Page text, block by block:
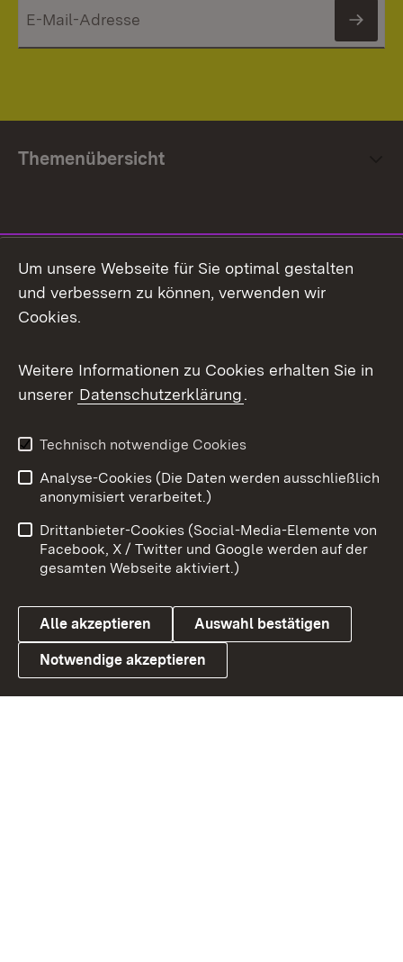
Themenübersicht
Facebook
X / Twitter
Youtube
Link zum Landesportal
Impressum
Kontakt
Barrierefreiheit
Datenschutz
Cookies
Um unsere Webseite für Sie optimal gestalten
und verbessern zu können, verwenden wir
Cookies.
Weitere Informationen zu Cookies erhalten Sie in
unserer Datenschutzerklärung.
Technisch notwendige Cookies
Analyse-Cookies (Die Daten werden ausschließlich
anonymisiert verarbeitet.)
Drittanbieter-Cookies (Social-Media-Elemente von
Facebook, X / Twitter und Google werden auf der
gesamten Webseite aktiviert.)
Alle akzeptieren Auswahl bestätigen
Notwendige akzeptieren